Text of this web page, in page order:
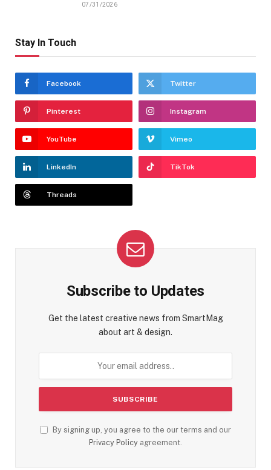
07/31/2026
Stay In Touch
Facebook Twitter
Pinterest Instagram
YouTube Vimeo
LinkedIn TikTok
Threads
Subscribe to Updates
Get the latest creative news from SmartMag
about art & design.
By signing up, you agree to the our terms and our
Privacy Policy agreement.